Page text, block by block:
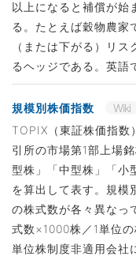
以上になると補償が始
る。たとえば穀物農家
（または下がる）リ
るヘッジである。英
規模別株価指数
Wiki
TOPIX（東証株価指数
引所の市場第1部上場
型株」「中型株」「小
を算出して表す。規模
の株式数が各々異なっ
式数×1000株／1単位
単位株制度非適用会社